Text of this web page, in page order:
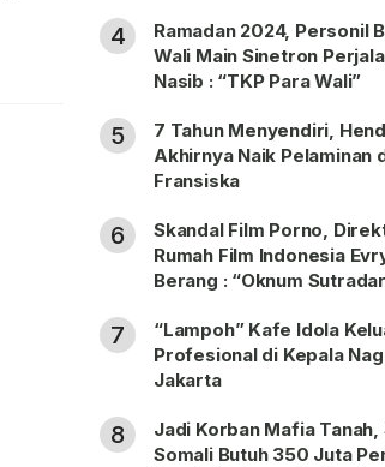
4
Ramadan 2024, Personil
Wali Main Sinetron
Nasib : “TKP Para Wali”
5
7 Tahun Menyendiri,
Akhirnya Naik Pelaminan
Fransiska
6
Skandal Film Porno,
Rumah Film Indonesia
Berang : “Oknum
7
“Lampoh” Kafe Idola
Profesional di Kepala
Jakarta
8
Jadi Korban Mafia Tanah,
Somali Butuh 350 Juta